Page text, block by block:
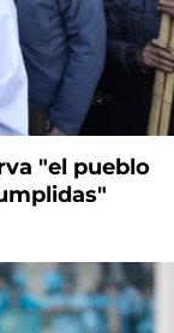
"el pueblo